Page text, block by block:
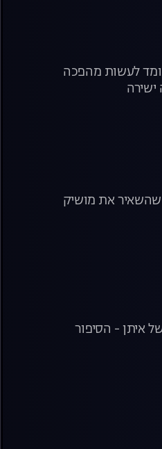
בעונה חדשה, עם השפים אסף גרניט, מושיק רוט ויוסי שטרית. וגם: עם כפתור מס' 3 שעומד לעשות מהפכה
שהשאיר את מושיק
איתן - הסיפור